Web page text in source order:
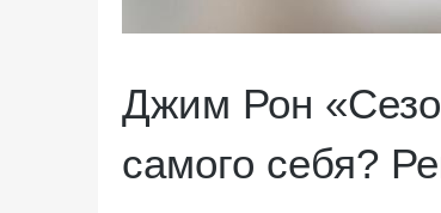
Джим Рон
самого себя?